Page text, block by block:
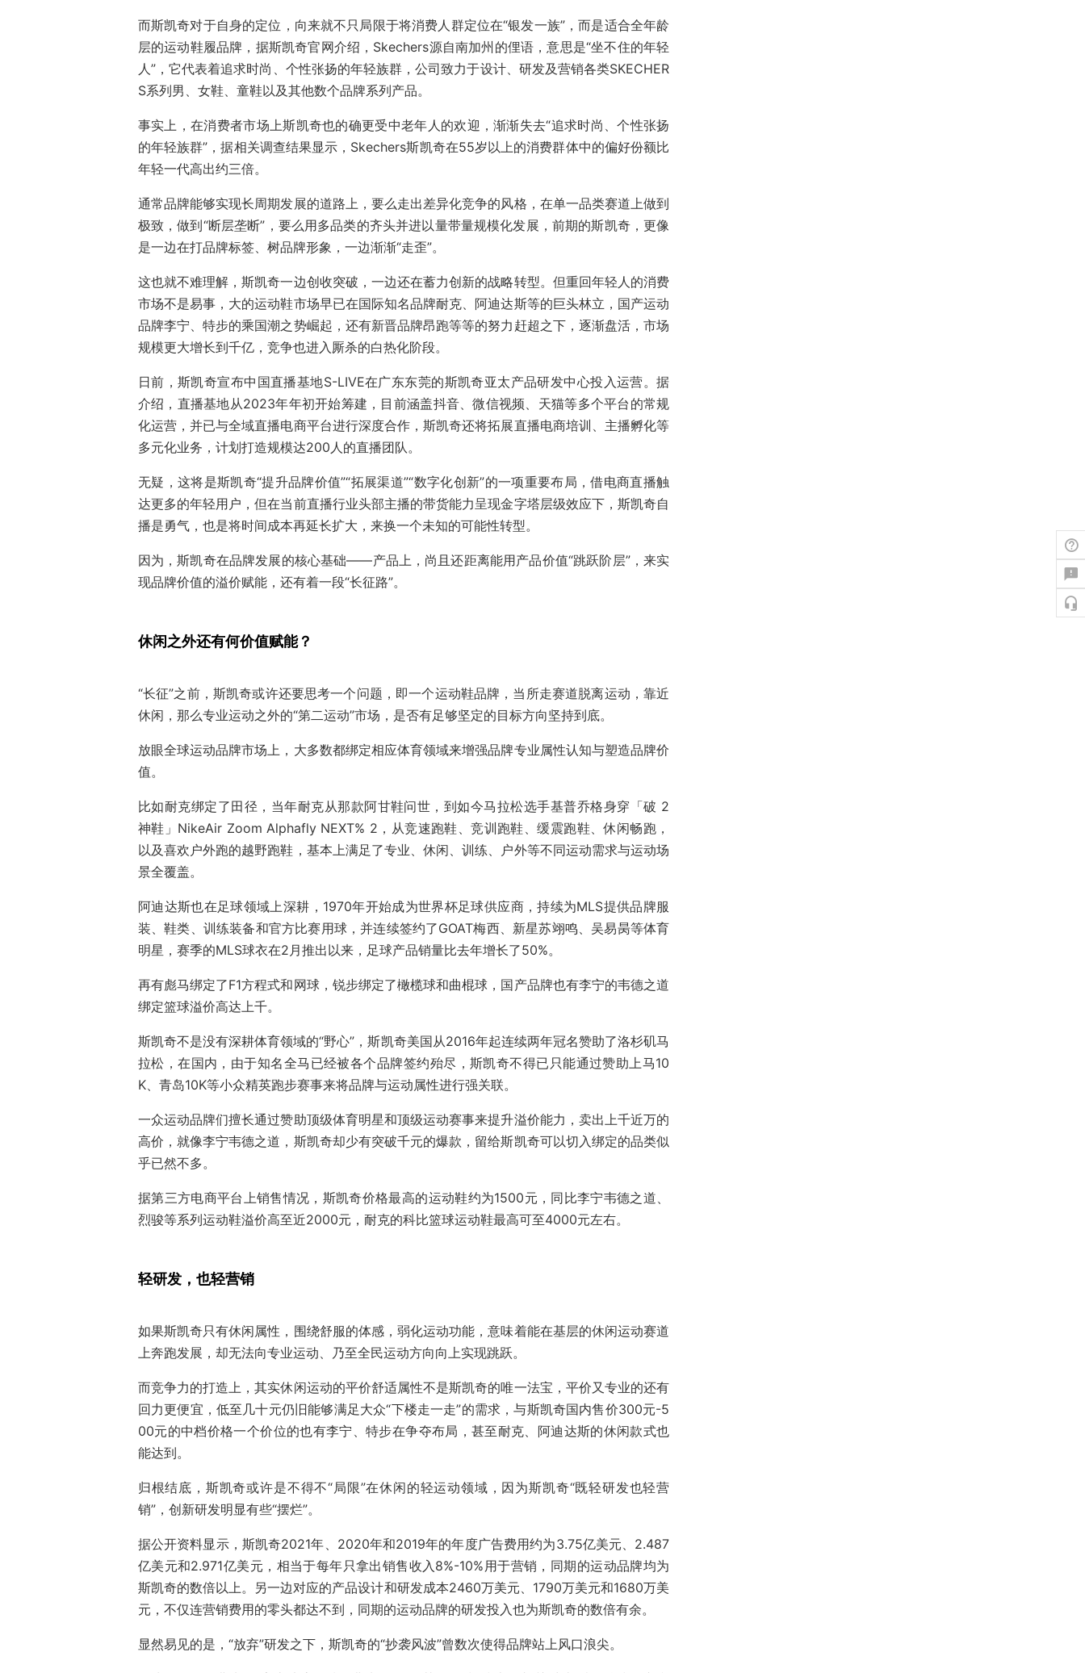
而斯凯奇对于自身的定位，向来就不只局限于将消费人群定位在“银发一族”，而是适合全年龄
层的运动鞋履品牌，据斯凯奇官网介绍，Skechers源自南加州的俚语，意思是“坐不住的年轻
人”，它代表着追求时尚、个性张扬的年轻族群，公司致力于设计、研发及营销各类SKECHER
S系列男、女鞋、童鞋以及其他数个品牌系列产品。
事实上，在消费者市场上斯凯奇也的确更受中老年人的欢迎，渐渐失去“追求时尚、个性张扬
的年轻族群”，据相关调查结果显示，Skechers斯凯奇在55岁以上的消费群体中的偏好份额比
年轻一代高出约三倍。
通常品牌能够实现长周期发展的道路上，要么走出差异化竞争的风格，在单一品类赛道上做到
极致，做到“断层垄断”，要么用多品类的齐头并进以量带量规模化发展，前期的斯凯奇，更像
是一边在打品牌标签、树品牌形象，一边渐渐“走歪”。
这也就不难理解，斯凯奇一边创收突破，一边还在蓄力创新的战略转型。但重回年轻人的消费
市场不是易事，大的运动鞋市场早已在国际知名品牌耐克、阿迪达斯等的巨头林立，国产运动
品牌李宁、特步的乘国潮之势崛起，还有新晋品牌昂跑等等的努力赶超之下，逐渐盘活，市场
规模更大增长到千亿，竞争也进入厮杀的白热化阶段。
日前，斯凯奇宣布中国直播基地S-LIVE在广东东莞的斯凯奇亚太产品研发中心投入运营。据
介绍，直播基地从2023年年初开始筹建，目前涵盖抖音、微信视频、天猫等多个平台的常规
化运营，并已与全域直播电商平台进行深度合作，斯凯奇还将拓展直播电商培训、主播孵化等
多元化业务，计划打造规模达200人的直播团队。
无疑，这将是斯凯奇“提升品牌价值”“拓展渠道”“数字化创新”的一项重要布局，借电商直播触
达更多的年轻用户，但在当前直播行业头部主播的带货能力呈现金字塔层级效应下，斯凯奇自
播是勇气，也是将时间成本再延长扩大，来换一个未知的可能性转型。
因为，斯凯奇在品牌发展的核心基础——产品上，尚且还距离能用产品价值“跳跃阶层”，来实
现品牌价值的溢价赋能，还有着一段“长征路”。
休闲之外还有何价值赋能？
“长征”之前，斯凯奇或许还要思考一个问题，即一个运动鞋品牌，当所走赛道脱离运动，靠近
休闲，那么专业运动之外的“第二运动”市场，是否有足够坚定的目标方向坚持到底。
放眼全球运动品牌市场上，大多数都绑定相应体育领域来增强品牌专业属性认知与塑造品牌价
值。
比如耐克绑定了田径，当年耐克从那款阿甘鞋问世，到如今马拉松选手基普乔格身穿「破 2
神鞋」NikeAir Zoom Alphafly NEXT% 2，从竞速跑鞋、竞训跑鞋、缓震跑鞋、休闲畅跑，
以及喜欢户外跑的越野跑鞋，基本上满足了专业、休闲、训练、户外等不同运动需求与运动场
景全覆盖。
阿迪达斯也在足球领域上深耕，1970年开始成为世界杯足球供应商，持续为MLS提供品牌服
装、鞋类、训练装备和官方比赛用球，并连续签约了GOAT梅西、新星苏翊鸣、吴易昺等体育
明星，赛季的MLS球衣在2月推出以来，足球产品销量比去年增长了50%。
再有彪马绑定了F1方程式和网球，锐步绑定了橄榄球和曲棍球，国产品牌也有李宁的韦德之道
绑定篮球溢价高达上千。
斯凯奇不是没有深耕体育领域的“野心”，斯凯奇美国从2016年起连续两年冠名赞助了洛杉矶马
拉松，在国内，由于知名全马已经被各个品牌签约殆尽，斯凯奇不得已只能通过赞助上马10
K、青岛10K等小众精英跑步赛事来将品牌与运动属性进行强关联。
一众运动品牌们擅长通过赞助顶级体育明星和顶级运动赛事来提升溢价能力，卖出上千近万的
高价，就像李宁韦德之道，斯凯奇却少有突破千元的爆款，留给斯凯奇可以切入绑定的品类似
乎已然不多。
据第三方电商平台上销售情况，斯凯奇价格最高的运动鞋约为1500元，同比李宁韦德之道、
烈骏等系列运动鞋溢价高至近2000元，耐克的科比篮球运动鞋最高可至4000元左右。
轻研发，也轻营销
如果斯凯奇只有休闲属性，围绕舒服的体感，弱化运动功能，意味着能在基层的休闲运动赛道
上奔跑发展，却无法向专业运动、乃至全民运动方向向上实现跳跃。
而竞争力的打造上，其实休闲运动的平价舒适属性不是斯凯奇的唯一法宝，平价又专业的还有
回力更便宜，低至几十元仍旧能够满足大众“下楼走一走”的需求，与斯凯奇国内售价300元-5
00元的中档价格一个价位的也有李宁、特步在争夺布局，甚至耐克、阿迪达斯的休闲款式也
能达到。
归根结底，斯凯奇或许是不得不“局限”在休闲的轻运动领域，因为斯凯奇“既轻研发也轻营
销”，创新研发明显有些“摆烂”。
据公开资料显示，斯凯奇2021年、2020年和2019年的年度广告费用约为3.75亿美元、2.487
亿美元和2.971亿美元，相当于每年只拿出销售收入8%-10%用于营销，同期的运动品牌均为
斯凯奇的数倍以上。另一边对应的产品设计和研发成本2460万美元、1790万美元和1680万美
元，不仅连营销费用的零头都达不到，同期的运动品牌的研发投入也为斯凯奇的数倍有余。
显然易见的是，“放弃”研发之下，斯凯奇的“抄袭风波”曾数次使得品牌站上风口浪尖。